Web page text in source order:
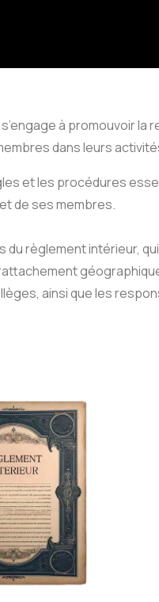
à promouvoir la
dans leurs
et les procédures
de ses membres.
règlement intérieur,
ainsi que les